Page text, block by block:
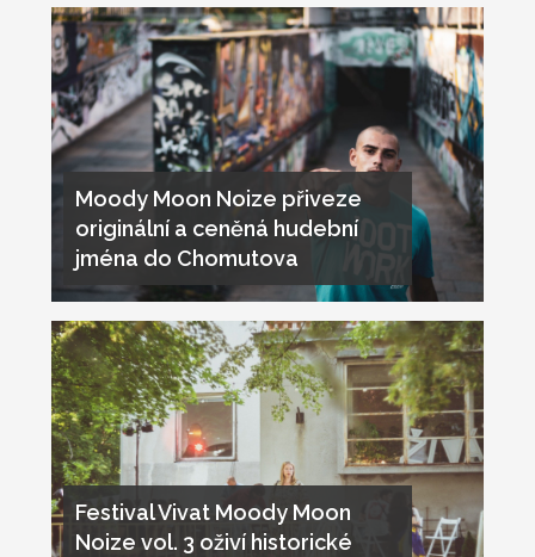
Moody Moon Noize přiveze
originální a ceněná hudební
jména do Chomutova
Festival Vivat Moody Moon
Noize vol. 3 oživí historické